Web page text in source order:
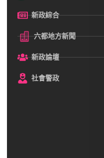
新政綜合
六都地方新聞
新政論壇
社會警政